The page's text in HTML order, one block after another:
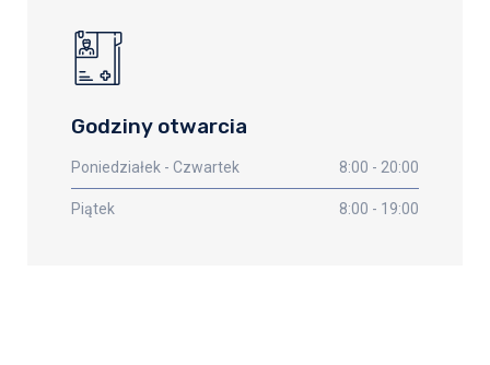
Godziny otwarcia
Poniedziałek - Czwartek 8:00 - 20:00
Piątek 8:00 - 19:00